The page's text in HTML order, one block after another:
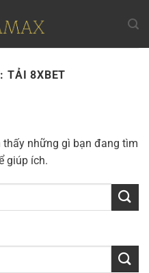
TẢI 8XBET
những gì bạn đang tìm
giúp ích.